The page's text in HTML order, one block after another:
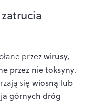
przezwirusy,
przez nie toksyny.
się wiosną lub
górnych dróg